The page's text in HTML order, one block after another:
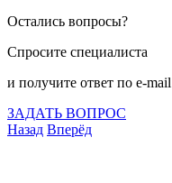
Остались вопросы?
Спросите специалиста
и получите ответ по e-mail
ЗАДАТЬ ВОПРОС
Назад Вперёд